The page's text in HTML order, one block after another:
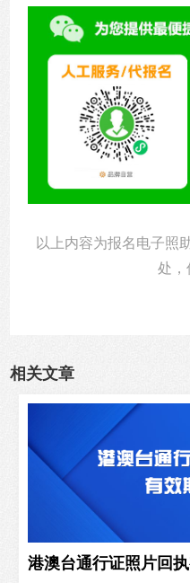
以上内容为报名电子照
处，
相关文章
港澳台通行证照片回